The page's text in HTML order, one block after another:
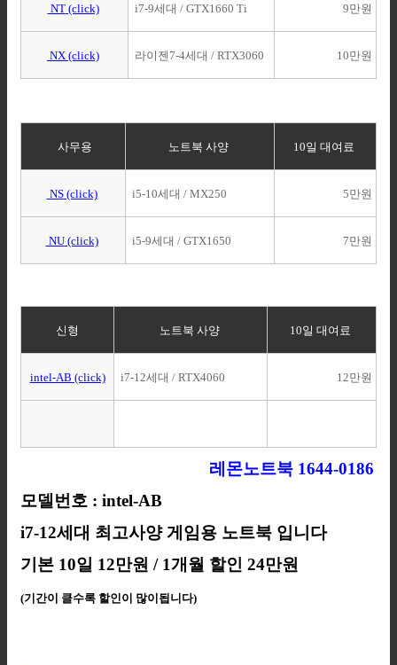
NT(click) i7-9세대 / GTX1660 Ti 9만원
NX (click) 라이젠7-4세대 / RTX3060 10만원
사무용 노트북 사양 10일 대여료
NS(click) i5-10세대 / MX250 5만원
NU(click) i5-9세대 / GTX1650 7만원
신형 노트북 사양 10일 대여료
intel-AB (click) i7-12세대 / RTX4060 12만원
레몬노트북 1644-0186
모델번호 : intel-AB
i7-12세대 최고사양 게임용 노트북 입니다
기본 10일 12만원 / 1개월 할인 24만원
(기간이 클수록 할인이 많이됩니다)